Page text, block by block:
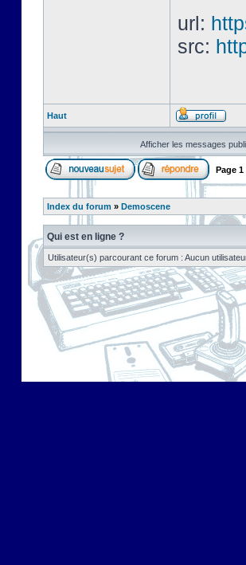
url:
src:
Haut
Afficher les messages
Page 1
Index du forum » Demoscene
Qui est en ligne ?
Utilisateur(s) parcourant ce forum : Aucun